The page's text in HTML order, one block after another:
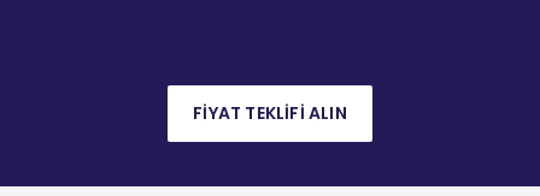
FİYAT TEKLİFİ ALIN